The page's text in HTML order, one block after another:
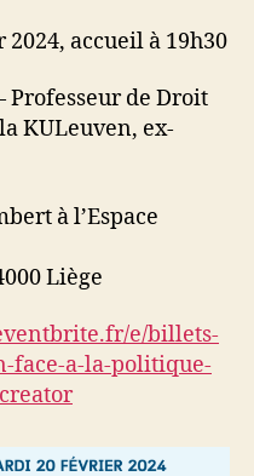
accueil à 19h30
Professeur de Droit
KULeuven, ex-
à l’Espace
Liège
e/billets-
face-a-la-politique-